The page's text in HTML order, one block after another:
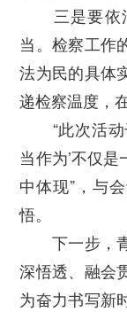
三是要依
当。检察工作
法为民的具体
递检察温度，
“此次活动
当作为’不仅
中体现”，与
悟。
下一步，青
深悟透、融会
为奋力书写新